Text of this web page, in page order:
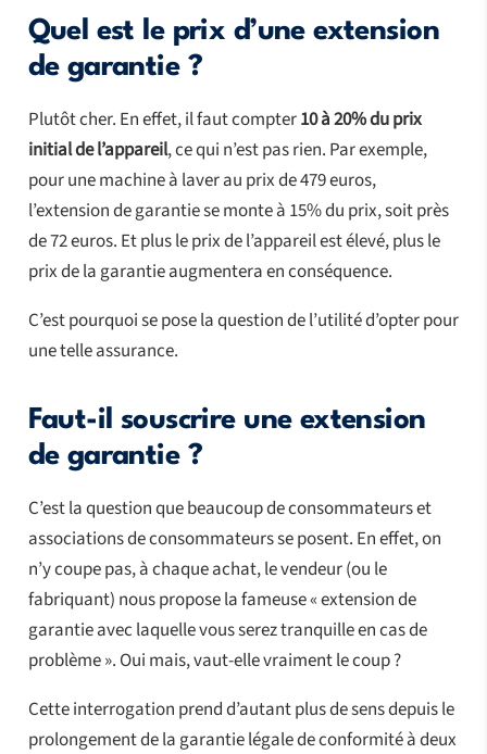
Quel est le prix d’une extension
de garantie ?
Plutôt cher. En effet, il faut compter10 à 20% du prix
initial de l’appareil, ce qui n’est pas rien. Par exemple,
pour une machine à laver au prix de 479 euros,
l’extension de garantie se monte à 15% du prix, soit près
de 72 euros. Et plus le prix de l’appareil est élevé, plus le
prix de la garantie augmentera en conséquence.
C’est pourquoi se pose la question de l’utilité d’opter pour
une telle assurance.
Faut-il souscrire une extension
de garantie ?
C’est la question que beaucoup de consommateurs et
associations de consommateurs se posent. En effet, on
n’y coupe pas, à chaque achat, le vendeur (ou le
fabriquant) nous propose la fameuse « extension de
garantie avec laquelle vous serez tranquille en cas de
problème ». Oui mais, vaut-elle vraiment le coup ?
Cette interrogation prend d’autant plus de sens depuis le
prolongement de la garantie légale de conformité à deux